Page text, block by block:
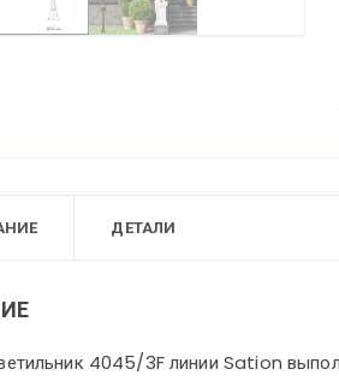
ДЕТАЛИ
4045/3F линии Sation